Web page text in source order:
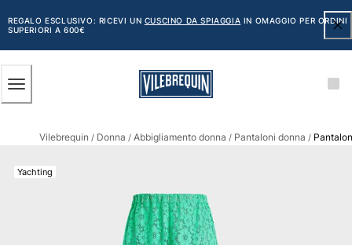
AL
CONTENUTO
PRINCIPALE
REGALO ESCLUSIVO: RICEVI UN CUSCINO DA SPIAGGIA IN OMAGGIO PER ORDINI
SUPERIORI A 600€
Vedi tutti i Uomo
Pantaloncini mare
Classico stretch
Vilebrequin / Donna / Abbigliamento donna / Pantaloni donna /
Yachting